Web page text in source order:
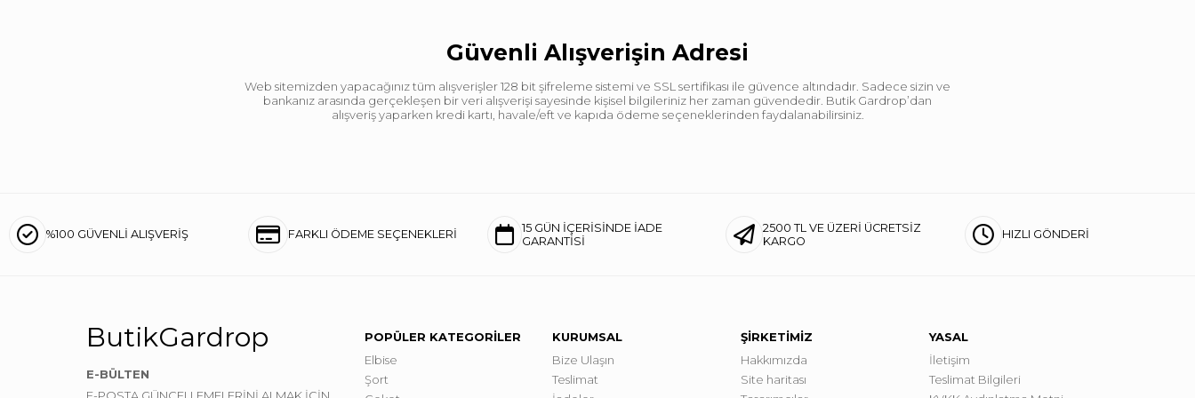
Güvenli Alışverişin Adresi
Web sitemizden yapacağınız tüm alışverişler 128 bit şifreleme sistemi ve SSL sertifikası ile güvence altındadır. Sadece sizin ve
bankanız arasında gerçekleşen bir veri alışverişi sayesinde kişisel bilgileriniz her zaman güvendedir. Butik Gardrop’dan
alışveriş yaparken kredi kartı, havale/eft ve kapıda ödeme seçeneklerinden faydalanabilirsiniz.
%100 GÜVENLİ ALIŞVERİŞ FARKLI ÖDEME SEÇENEKLERİ
15 GÜN İÇERİSİNDE İADE
GARANTİSİ
2500 TL VE ÜZERİ ÜCRETSİZ
KARGO
HIZLI GÖNDERİ
ButikGardrop
E-BÜLTEN
E-POSTA GÜNCELLEMELERİNİ ALMAK İÇİN
POPÜLER KATEGORİLER
Elbise
Şort
KURUMSAL
Bize Ulaşın
Teslimat
ŞİRKETİMİZ
Hakkımızda
Site haritası
YASAL
İletişim
Teslimat Bilgileri